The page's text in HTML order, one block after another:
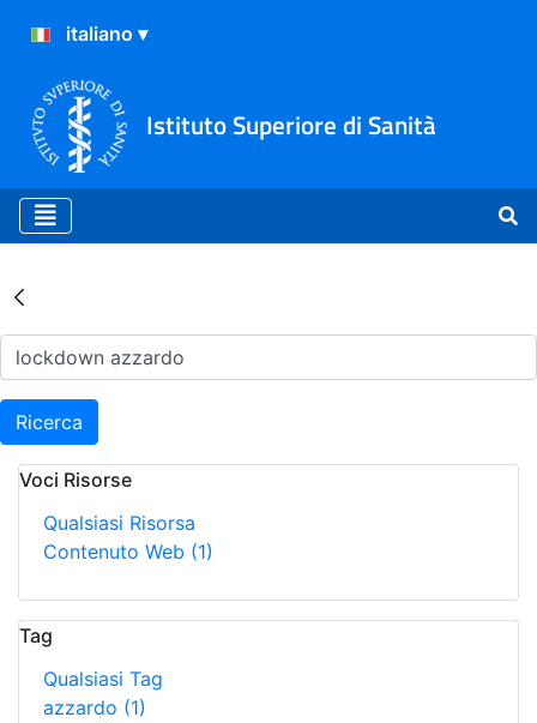
Istituto Superiore di Sanità
Risultati della Ricerca -
Ricerca
Voci Risorse
Qualsiasi Risorsa
Contenuto Web (1)
Tag
Qualsiasi Tag
azzardo (1)